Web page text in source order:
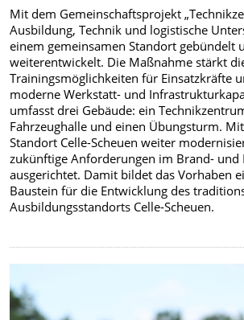
Mit dem Gemeinschaftsprojekt
Ausbildung, Technik und logistische
einem gemeinsamen Standort gebündelt
weiterentwickelt. Die Maßnahme stärkt
Trainingsmöglichkeiten für Einsatzkräfte
moderne Werkstatt- und
umfasst drei Gebäude: ein
Fahrzeughalle und einen Übungsturm.
Standort Celle-Scheuen weiter
zukünftige Anforderungen im Brand- und
ausgerichtet. Damit bildet das Vorhaben
Baustein für die Entwicklung des
Ausbildungsstandorts Celle-Scheuen.